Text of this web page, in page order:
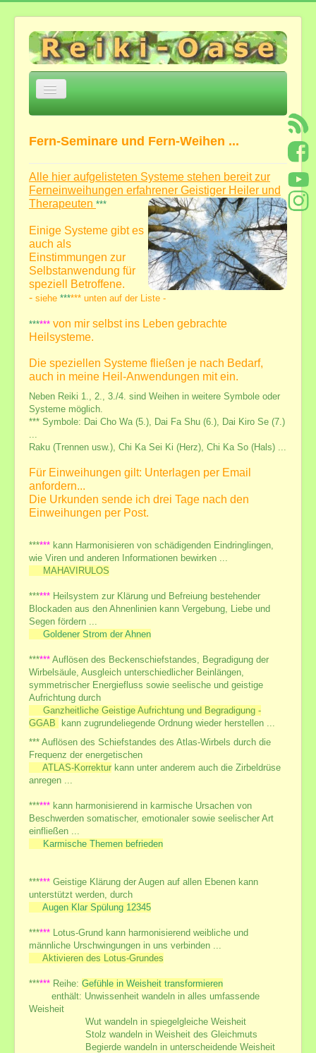
Navigation
Über mich
Einige Eckpunkte
Jesu Trilogie Auszüge
Meditation zur Öffnung von Herz und Geistes-
*Heilsame Stunde mit Bettina*
Feedback
Angebote und Kosten
Angebote in der Reiki-Oase ...
Termine und Veranstaltungen außerhalb
Mediale Beratung
Reiki-Anwendung+Seminare
Reiki
Fern-Reiki
GeistigesHeilen+FernWeihen
Geistiges Heilen
ATLAS-Wirbel Korrektur
weitere heilsame Systeme ...
Meditation
Meditation
Meditations-Kurse
Meditation z. Öffnung v. Herz u. Geistes-Verstand
meine Meditationen und Übungen
Galerie des Lebens
Impressionen
Chakras der Neuen Zeit sowie traditionelle
Engel
Meditationen
Meditationen zur Kraft der Liebe
Heilsame Geschichten
Geschenke aus meiner Schatzkiste
Bücherliste
Fern-Seminare und Fern-Weihen ...
Alle hier aufgelisteten Systeme stehen bereit zur
Ferneinweihungen erfahrener Geistiger Heiler und
Therapeuten ***
Einige Systeme gibt es
auch als
Einstimmungen zur
Selbstanwendung für
speziell Betroffene.
- siehe ****** unten auf der Liste -
****** von mir selbst ins Leben gebrachte
Heilsysteme.
Die speziellen Systeme fließen je nach Bedarf,
auch in meine Heil-Anwendungen mit ein.
Neben Reiki 1., 2., 3./4. sind Weihen in weitere Symbole oder
Systeme möglich.
*** Symbole: Dai Cho Wa (5.), Dai Fa Shu (6.), Dai Kiro Se (7.)
Raku (Trennen usw.), Chi Ka Sei Ki (Herz), Chi Ka So (Hals) ...
Für Einweihungen gilt: Unterlagen per Email
anfordern...
Die Urkunden sende ich drei Tage nach den
Einweihungen per Post.
****** kann Harmonisieren von schädigenden Eindringlingen,
wie Viren und anderen Informationen bewirken ...
MAHAVIRULOS
****** Heilsystem zur Klärung und Befreiung bestehender
Blockaden aus den Ahnenlinien kann Vergebung, Liebe und
Segen fördern ...
Goldener Strom der Ahnen
****** Auflösen des Beckenschiefstandes, Begradigung der
Wirbelsäule, Ausgleich unterschiedlicher Beinlängen,
symmetrischer Energiefluss sowie seelische und geistige
Aufrichtung durch
Ganzheitliche Geistige Aufrichtung und Begradigung -
GGAB
kann zugrundeliegende Ordnung wieder herstellen ...
*** Auflösen des Schiefstandes des Atlas-Wirbels durch die
Frequenz der energetischen
ATLAS-Korrektur kann unter anderem auch die Zirbeldrüse
anregen ...
****** kann harmonisierend in karmische Ursachen von
Beschwerden somatischer, emotionaler sowie seelischer Art
einfließen ...
Karmische Themen befrieden
****** Geistige Klärung der Augen auf allen Ebenen kann
unterstützt werden, durch
Augen Klar Spülung 12345
******
Lotus-Grund kann harmonisierend weibliche und
männliche Urschwingungen in uns verbinden ...
Aktivieren des Lotus-Grundes
****** Reihe: Gefühle in Weisheit transformieren
enthält: Unwissenheit wandeln in alles umfassende
Weisheit
Wut wandeln in spiegelgleiche Weisheit
Stolz wandeln in Weisheit des Gleichmuts
Begierde wandeln in unterscheidende Weisheit